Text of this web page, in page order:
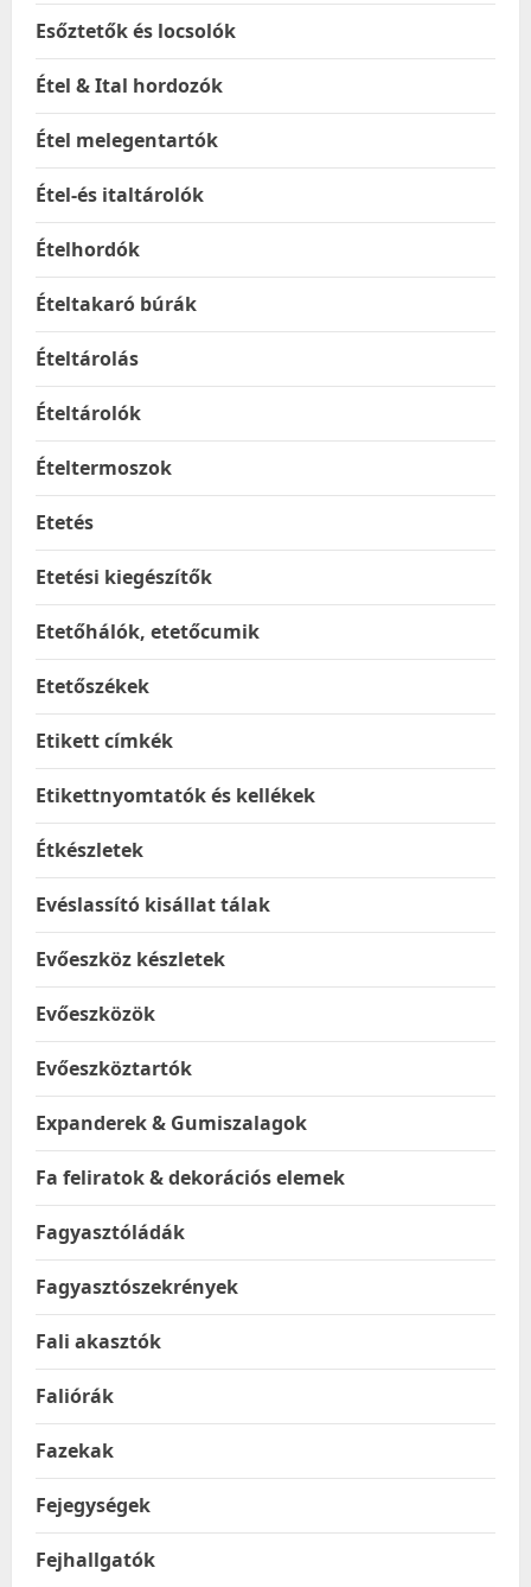
Esőztetők és locsolók
Étel & Ital hordozók
Étel melegentartók
Étel-és italtárolók
Ételhordók
Ételtakaró búrák
Ételtárolás
Ételtárolók
Ételtermoszok
Etetés
Etetési kiegészítők
Etetőhálók, etetőcumik
Etetőszékek
Etikett címkék
Etikettnyomtatók és kellékek
Étkészletek
Evéslassító kisállat tálak
Evőeszköz készletek
Evőeszközök
Evőeszköztartók
Expanderek & Gumiszalagok
Fa feliratok & dekorációs elemek
Fagyasztóládák
Fagyasztószekrények
Fali akasztók
Faliórák
Fazekak
Fejegységek
Fejhallgatók